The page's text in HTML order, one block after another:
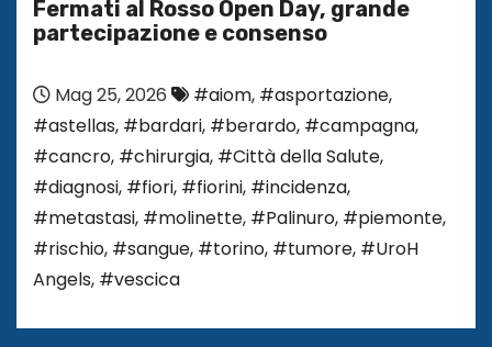
Fermati al Rosso Open Day, grande
partecipazione e consenso
Mag 25, 2026 #aiom, #asportazione,
#astellas, #bardari, #berardo, #campagna,
#cancro, #chirurgia, #Città della Salute,
#diagnosi, #fiori, #fiorini, #incidenza,
#metastasi, #molinette, #Palinuro, #piemonte,
#rischio, #sangue, #torino, #tumore, #UroH
Angels, #vescica